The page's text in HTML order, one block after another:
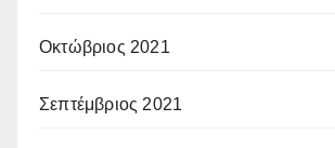
Οκτώβριος 2021
Σεπτέμβριος 2021